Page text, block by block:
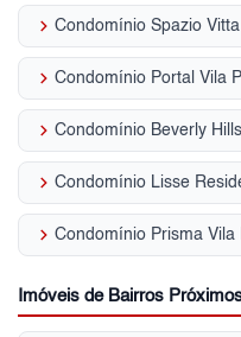
keyboard_arrow_right Condomínio Spazio
keyboard_arrow_right
keyboard_arrow_right Condomínio Beverly
keyboard_arrow_right Condomínio Lisse
keyboard_arrow_right Condomínio Prisma Vila
Imóveis de Bairros